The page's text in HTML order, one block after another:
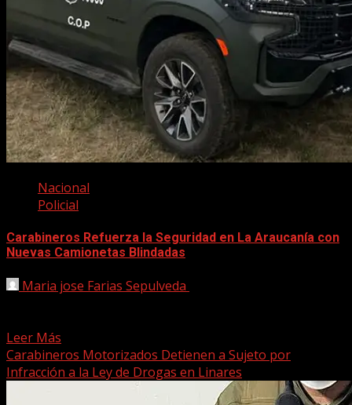
Nacional
Policial
Carabineros Refuerza la Seguridad en La Araucanía con
Nuevas Camionetas Blindadas
Maria jose Farias Sepulveda
Leer Más
Carabineros Motorizados Detienen a Sujeto por
Infracción a la Ley de Drogas en Linares